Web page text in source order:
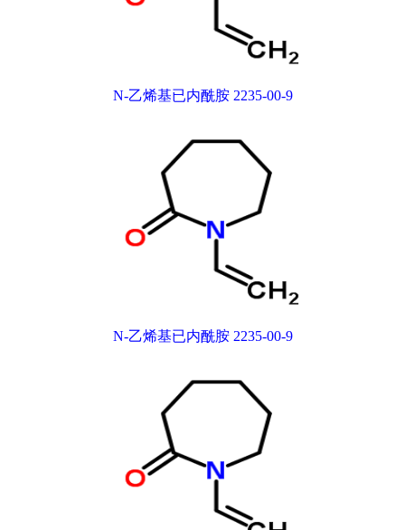
N-乙烯基已内酰胺 2235-00-9
N-乙烯基已内酰胺 2235-00-9